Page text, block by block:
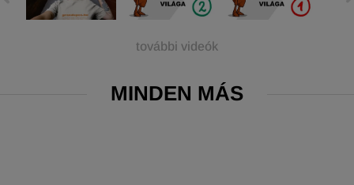
további videók
MINDEN MÁS